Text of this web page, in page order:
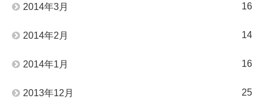
2014年3月 16
2014年2月 14
2014年1月 16
2013年12月 25